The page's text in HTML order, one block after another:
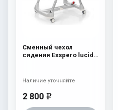
Сменный чехол
сидения Esspero lucid к
Prima Pappa Best Pink
2 800 e
Наличие уточняйте